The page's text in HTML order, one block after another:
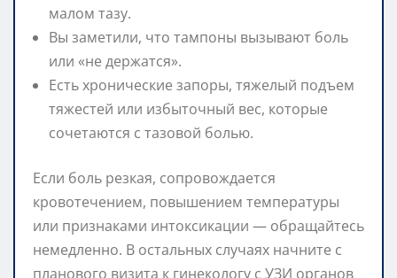
малом тазу.
Вы заметили, что тампоны вызывают боль
или «не держатся».
Есть хронические запоры, тяжелый подъем
тяжестей или избыточный вес, которые
сочетаются с тазовой болью.
Если боль резкая, сопровождается
кровотечением, повышением температуры
или признаками интоксикации — обращайтесь
немедленно. В остальных случаях начните с
планового визита к гинекологу с УЗИ органов